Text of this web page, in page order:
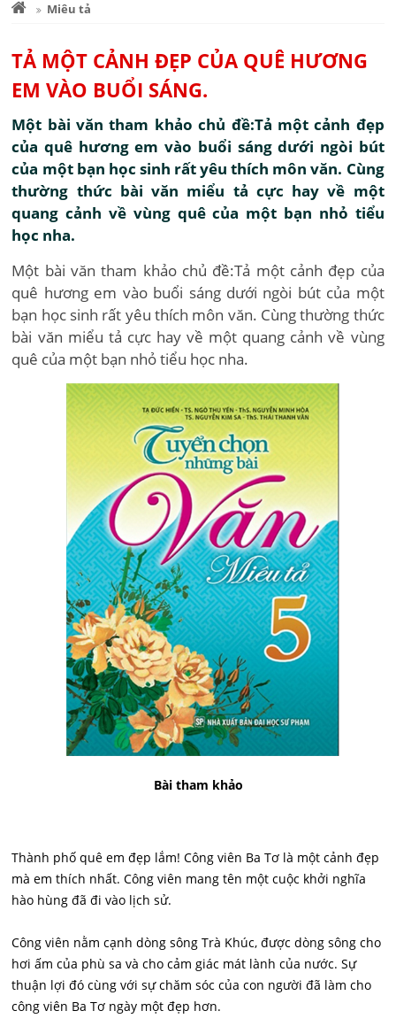
Miêu tả
TẢ MỘT CẢNH ĐẸP CỦA QUÊ HƯƠNG
EM VÀO BUỔI SÁNG.
Một bài văn tham khảo chủ đề:Tả một cảnh đẹp
của quê hương em vào buổi sáng dưới ngòi bút
của một bạn học sinh rất yêu thích môn văn. Cùng
thường thức bài văn miểu tả cực hay về một
quang cảnh về vùng quê của một bạn nhỏ tiểu
học nha.
Một bài văn tham khảo chủ đề:Tả một cảnh đẹp của
quê hương em vào buổi sáng dưới ngòi bút của một
bạn học sinh rất yêu thích môn văn. Cùng thường thức
bài văn miểu tả cực hay về một quang cảnh về vùng
quê của một bạn nhỏ tiểu học nha.
Bài tham khảo
Thành phố quê em đẹp lắm! Công viên Ba Tơ là một cảnh đẹp
mà em thích nhất. Công viên mang tên một cuộc khởi nghĩa
hào hùng đã đi vào lịch sử.
Công viên nằm cạnh dòng sông Trà Khúc, được dòng sông cho
hơi ấm của phù sa và cho cảm giác mát lành của nước. Sự
thuận lợi đó cùng với sự chăm sóc của con người đã làm cho
công viên Ba Tơ ngày một đẹp hơn.